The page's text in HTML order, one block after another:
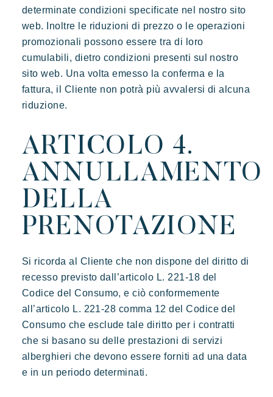
determinate condizioni specificate nel nostro sito
web. Inoltre le riduzioni di prezzo o le operazioni
promozionali possono essere tra di loro
cumulabili, dietro condizioni presenti sul nostro
sito web. Una volta emesso la conferma e la
fattura, il Cliente non potrà più avvalersi di alcuna
riduzione.
ARTICOLO 4.
ANNULLAMENTO
DELLA
PRENOTAZIONE
Si ricorda al Cliente che non dispone del diritto di
recesso previsto dall’articolo L. 221-18 del
Codice del Consumo, e ciò conformemente
all’articolo L. 221-28 comma 12 del Codice del
Consumo che esclude tale diritto per i contratti
che si basano su delle prestazioni di servizi
alberghieri che devono essere forniti ad una data
e in un periodo determinati.